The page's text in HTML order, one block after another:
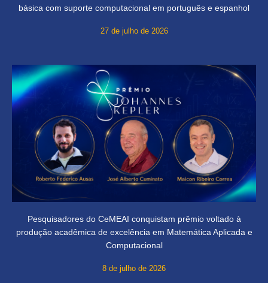
básica com suporte computacional em português e espanhol
27 de julho de 2026
Pesquisadores do CeMEAI conquistam prêmio voltado à
produção acadêmica de excelência em Matemática Aplicada e
Computacional
8 de julho de 2026